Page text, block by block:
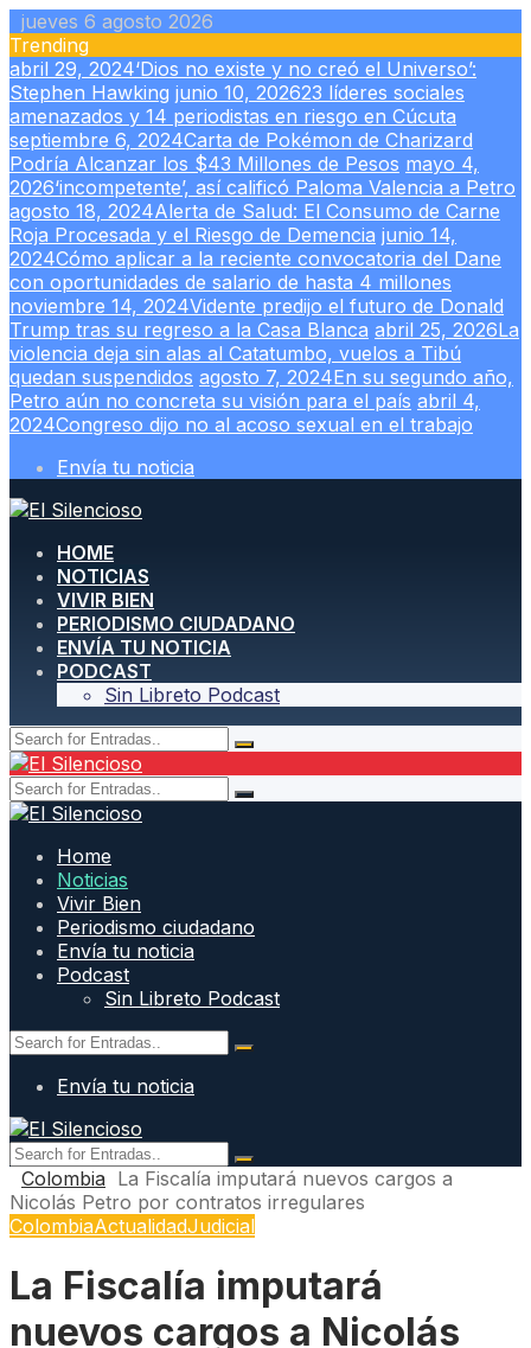
Skip
to
content
jueves 6 agosto 2026
Trending
abril 29, 2024‘Dios no existe y no creó el Universo’:
Stephen Hawking junio 10, 202623 líderes sociales
amenazados y 14 periodistas en riesgo en Cúcuta
septiembre 6, 2024Carta de Pokémon de Charizard
Podría Alcanzar los $43 Millones de Pesos mayo 4,
2026‘incompetente’, así calificó Paloma Valencia a Petro
agosto 18, 2024Alerta de Salud: El Consumo de Carne
Roja Procesada y el Riesgo de Demencia junio 14,
2024Cómo aplicar a la reciente convocatoria del Dane
con oportunidades de salario de hasta 4 millones
noviembre 14, 2024Vidente predijo el futuro de Donald
Trump tras su regreso a la Casa Blanca abril 25, 2026La
violencia deja sin alas al Catatumbo, vuelos a Tibú
quedan suspendidos agosto 7, 2024En su segundo año,
Petro aún no concreta su visión para el país abril 4,
2024Congreso dijo no al acoso sexual en el trabajo
Envía tu noticia
HOME
NOTICIAS
VIVIR BIEN
PERIODISMO CIUDADANO
ENVÍA TU NOTICIA
PODCAST
Sin Libreto Podcast
Home
Noticias
Vivir Bien
Periodismo ciudadano
Envía tu noticia
Podcast
Sin Libreto Podcast
Envía tu noticia
Colombia La Fiscalía imputará nuevos cargos a
Nicolás Petro por contratos irregulares
ColombiaActualidadJudicial
La Fiscalía imputará
nuevos cargos a Nicolás